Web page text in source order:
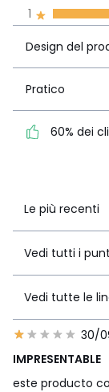
1
2
3
4
51
Design del
Pratico
60% dei
Le più recenti
Vedi tutti i
Vedi tutte le
30/
IMPRESENTABLE
este producto